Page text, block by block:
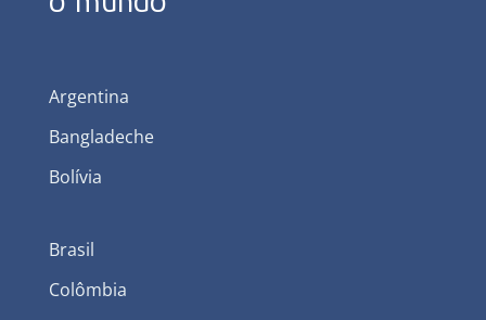
Argentina
Bangladeche
Bolívia
Brasil
Colômbia